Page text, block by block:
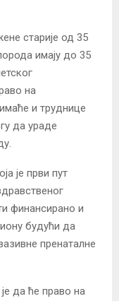
старије од 35
имају до 35
на
и труднице
да ураде
је први пут
финансирано и
будући да
пренаталне
да ће право на